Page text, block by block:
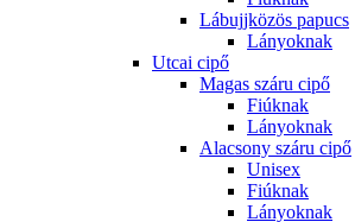
Lábujjközös papucs
Lányoknak
Utcai cipő
Magas száru cipő
Fiúknak
Lányoknak
Alacsony száru cipő
Unisex
Fiúknak
Lányoknak